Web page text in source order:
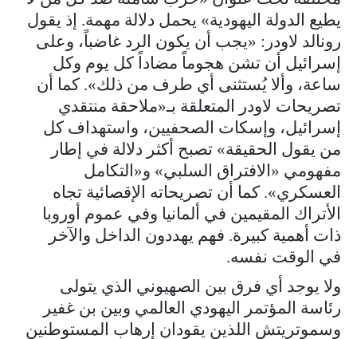
يطيع الدولة اليهودية» يحمل دلالة مهمة. إذ يقول
رونالد لاودر: «يجب أن يكون الرد غاضباً، وعلى
إسرائيل أن تشن هجوماً مضاداً كل يوم وكل
ساعة، وألا يُستثنى أي طرف من ذلك». كما أن
تصريحات لاودر المتعلقة بـ«ملاحقة منتقدي
إسرائيل، وإسكات الصحفيين، واستهداف كل
من يقول الحقيقة» تصبح أكثر دلالة في إطار
مفهومي «الافتراق السلبي» و«التكامل
العسكري». كما أن تصريحاته الإقصائية تجاه
الأتراك المقيمين في ألمانيا وفي عموم أوروبا
ذات أهمية كبيرة. فهم يهددون الداخل والآخر
في الوقت نفسه.
ولا يوجد أي فرق بين الصهيوني الذي يتولى
رئاسة المؤتمر اليهودي العالمي وبين بن غفير
وسموتريتش اللذين يقودان إرهاب المستوطنين